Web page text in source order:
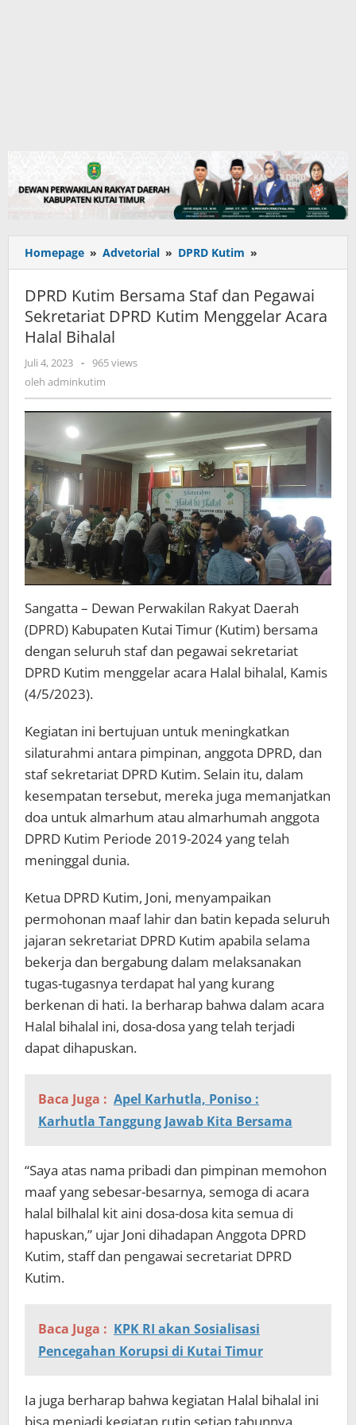
Homepage » Advetorial » DPRD Kutim »
Kutim
Staf
dan
Menggelar
Halal
Bihalal
DPRD Kutim Bersama Staf dan Pegawai
Sekretariat DPRD Kutim Menggelar Acara
Halal Bihalal
Juli 4, 2023 oleh
adminkutim
- 965 views
oleh adminkutim
Sangatta – Dewan Perwakilan Rakyat Daerah
(DPRD) Kabupaten Kutai Timur (Kutim) bersama
dengan seluruh staf dan pegawai sekretariat
DPRD Kutim menggelar acara Halal bihalal, Kamis
(4/5/2023).
Kegiatan ini bertujuan untuk meningkatkan
silaturahmi antara pimpinan, anggota DPRD, dan
staf sekretariat DPRD Kutim. Selain itu, dalam
kesempatan tersebut, mereka juga memanjatkan
doa untuk almarhum atau almarhumah anggota
DPRD Kutim Periode 2019-2024 yang telah
meninggal dunia.
Ketua DPRD Kutim, Joni, menyampaikan
permohonan maaf lahir dan batin kepada seluruh
jajaran sekretariat DPRD Kutim apabila selama
bekerja dan bergabung dalam melaksanakan
tugas-tugasnya terdapat hal yang kurang
berkenan di hati. Ia berharap bahwa dalam acara
Halal bihalal ini, dosa-dosa yang telah terjadi
dapat dihapuskan.
Baca Juga : Apel Karhutla, Poniso :
Karhutla Tanggung Jawab Kita Bersama
“Saya atas nama pribadi dan pimpinan memohon
maaf yang sebesar-besarnya, semoga di acara
halal bilhalal kit aini dosa-dosa kita semua di
hapuskan,” ujar Joni dihadapan Anggota DPRD
Kutim, staff dan pengawai secretariat DPRD
Kutim.
Baca Juga : KPK RI akan Sosialisasi
Pencegahan Korupsi di Kutai Timur
Ia juga berharap bahwa kegiatan Halal bihalal ini